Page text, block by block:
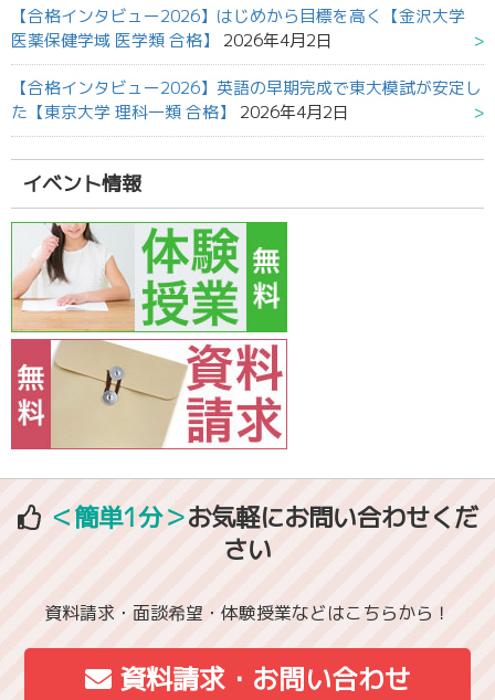
【合格インタビュー2026】はじめから目標を高く【金沢大学
医薬保健学域 医学類 合格】
2026年4月2日
【合格インタビュー2026】英語の早期完成で東大模試が安定し
た【東京大学 理科一類 合格】
2026年4月2日
イベント情報
＜簡単1分＞お気軽にお問い合わせくだ
さい
資料請求・面談希望・体験授業などはこちらから！
資料請求・お問い合わせ